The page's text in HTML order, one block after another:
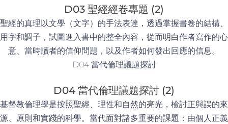
D03 聖經經卷專題 (2)
聖經的真理以文學（文字）的手法表達，透過掌握書卷的結構、
用字和調子，試圖進入書中的整全內容，從而明白作者寫作的心
意、當時讀者的信仰問題，以及作者如何發出回應的信息。
D04 當代倫理議題探討
D04 當代倫理議題探討 (2)
基督教倫理學是按照聖經、理性和自然的亮光，檢討正與誤的來
源、原則和實踐的科學。當代面對諸多重要的課題：由個人正義